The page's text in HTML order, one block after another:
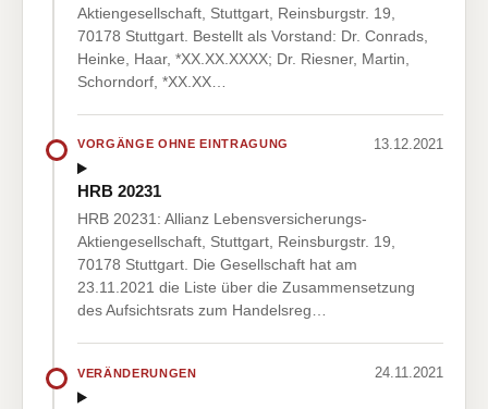
Aktiengesellschaft, Stuttgart, Reinsburgstr. 19,
70178 Stuttgart. Bestellt als Vorstand: Dr. Conrads,
Heinke, Haar, *XX.XX.XXXX; Dr. Riesner, Martin,
Schorndorf, *XX.XX…
VORGÄNGE OHNE EINTRAGUNG 13.12.2021
HRB 20231
HRB 20231: Allianz Lebensversicherungs-
Aktiengesellschaft, Stuttgart, Reinsburgstr. 19,
70178 Stuttgart. Die Gesellschaft hat am
23.11.2021 die Liste über die Zusammensetzung
des Aufsichtsrats zum Handelsreg…
VERÄNDERUNGEN 24.11.2021